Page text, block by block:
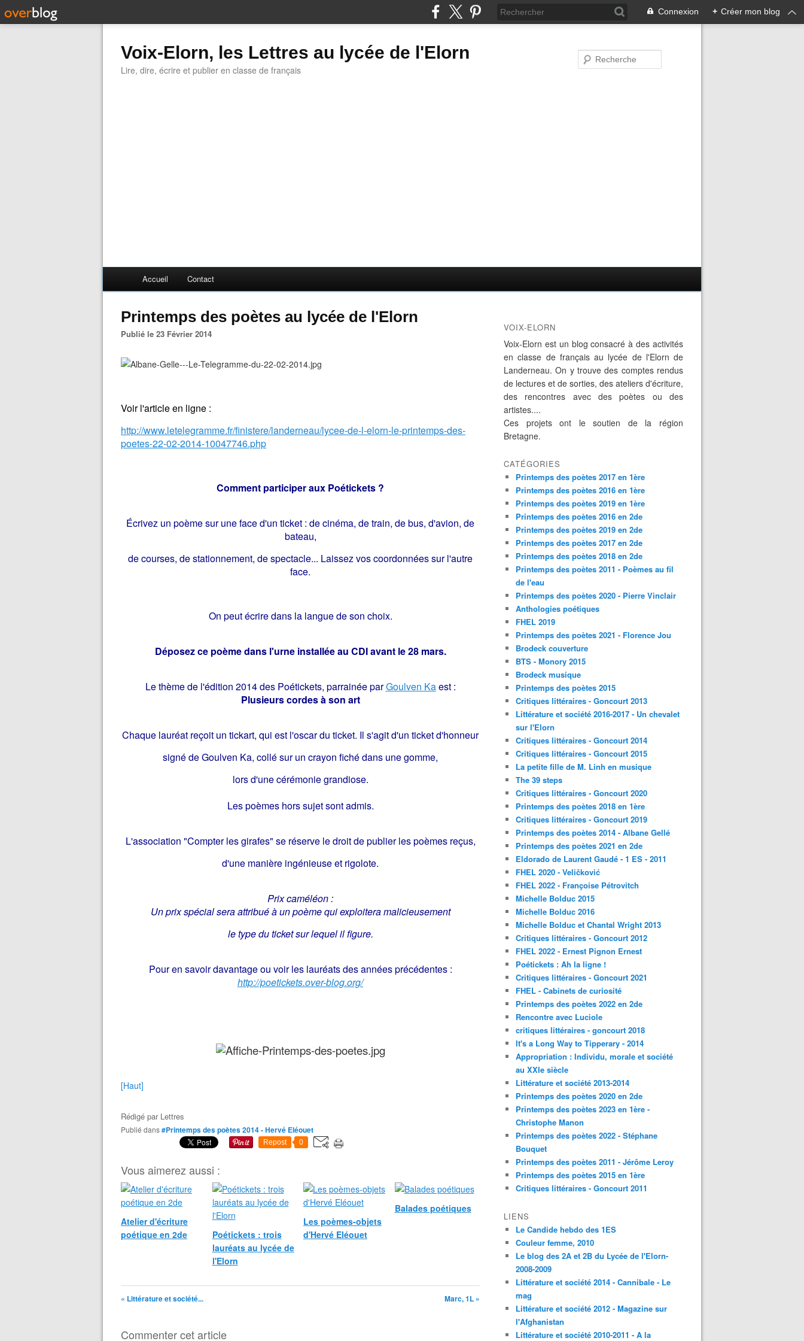
Connexion + Créer mon blog
Voix-Elorn, les Lettres au lycée de l'Elorn
Lire, dire, écrire et publier en classe de français
Accueil Contact
Printemps des poètes au lycée de l'Elorn
Publié le 23 Février 2014
Voir l'article en ligne :
http://www.letelegramme.fr/finistere/landerneau/lycee-de-l-elorn-le-printemps-des-
poetes-22-02-2014-10047746.php
Comment participer aux Poétickets ?
Écrivez un poème sur une face d'un ticket : de cinéma, de train, de bus, d'avion, de
bateau,
de courses, de stationnement, despectacle... Laissez vos coordonnées sur l'autre
face.
On peut écrire dans la langue de son choix.
Déposez ce poème dans l'urne installée au CDI avant le 28 mars.
Le thème de l'édition 2014 des Poétickets, parrainée parGoulven Kaest :
Plusieurs cordes à son art
Chaque lauréat reçoit un tickart, qui est l'oscar du ticket. Il s'agit d'un ticket d'honneur
signé de Goulven Ka, collé sur un crayon fiché dans une gomme,
lors d'une cérémonie grandiose.
Les poèmes hors sujet sont admis.
L'association "Compter les girafes" se réserve le droit de publier les poèmes reçus,
d'une manière ingénieuse et rigolote.
Prix caméléon :
Un prix spécial sera attribué à un poème qui exploitera malicieusement
le type du ticket sur lequel il figure.
Pour en savoir davantage ou voir les lauréats des années précédentes :
http://poetickets.over-blog.org/
[Haut]
Rédigé par Lettres
Publié dans#Printemps des poètes 2014 - Hervé Eléouet
Repost 0
Vous aimerez aussi :
Atelier d'écriture
poétique en 2de
Poétickets : trois
lauréats au lycée de
l'Elorn
Les poèmes-objets
d'Hervé Eléouet
Balades poétiques
« Littérature et société... Marc, 1L »
Commenter cet article
VOIX-ELORN
Voix-Elorn est un blog consacré à des activités
en classe de français au lycée de l'Elorn de
Landerneau. On y trouve des comptes rendus
de lectures et de sorties, des ateliers d'écriture,
des rencontres avec des poètes ou des
artistes....
Ces projets ont le soutien de la région
Bretagne.
CATÉGORIES
Printemps des poètes 2017 en 1ère
Printemps des poètes 2016 en 1ère
Printemps des poètes 2019 en 1ère
Printemps des poètes 2016 en 2de
Printemps des poètes 2019 en 2de
Printemps des poètes 2017 en 2de
Printemps des poètes 2018 en 2de
Printemps des poètes 2011 - Poèmes au fil
de l'eau
Printemps des poètes 2020 - Pierre Vinclair
Anthologies poétiques
FHEL 2019
Printemps des poètes 2021 - Florence Jou
Brodeck couverture
BTS - Monory 2015
Brodeck musique
Printemps des poètes 2015
Critiques littéraires - Goncourt 2013
Littérature et société 2016-2017 - Un chevalet
sur l'Elorn
Critiques littéraires - Goncourt 2014
Critiques littéraires - Goncourt 2015
La petite fille de M. Linh en musique
The 39 steps
Critiques littéraires - Goncourt 2020
Printemps des poètes 2018 en 1ère
Critiques littéraires - Goncourt 2019
Printemps des poètes 2014 - Albane Gellé
Printemps des poètes 2021 en 2de
Eldorado de Laurent Gaudé - 1 ES - 2011
FHEL 2020 - Veličković
FHEL 2022 - Françoise Pétrovitch
Michelle Bolduc 2015
Michelle Bolduc 2016
Michelle Bolduc et Chantal Wright 2013
Critiques littéraires - Goncourt 2012
FHEL 2022 - Ernest Pignon Ernest
Poétickets : Ah la ligne !
Critiques littéraires - Goncourt 2021
FHEL - Cabinets de curiosité
Printemps des poètes 2022 en 2de
Rencontre avec Luciole
critiques littéraires - goncourt 2018
It's a Long Way to Tipperary - 2014
Appropriation : Individu, morale et société
au XXIe siècle
Littérature et société 2013-2014
Printemps des poètes 2020 en 2de
Printemps des poètes 2023 en 1ère -
Christophe Manon
Printemps des poètes 2022 - Stéphane
Bouquet
Printemps des poètes 2011 - Jérôme Leroy
Printemps des poètes 2015 en 1ère
Critiques littéraires - Goncourt 2011
LIENS
Le Candide hebdo des 1ES
Couleur femme, 2010
Le blog des 2A et 2B du Lycée de l'Elorn-
2008-2009
Littérature et société 2014 - Cannibale - Le
mag
Littérature et société 2012 - Magazine sur
l'Afghanistan
Littérature et société 2010-2011 - A la